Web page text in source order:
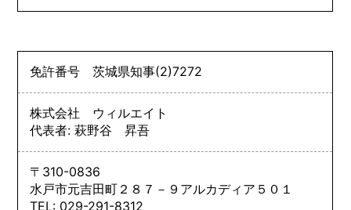
免許番号茨城県知事(2)7272
株式会社 ウィルエイト
代表者: 萩野谷 昇吾
〒310-0836
水戸市元吉田町２８７－９アルカディア５０１
TEL: 029-291-8312